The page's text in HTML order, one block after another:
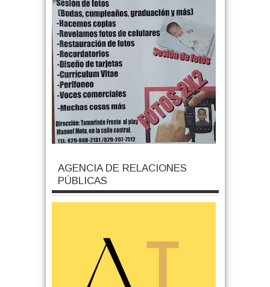
AGENCIA DE RELACIONES
PÚBLICAS